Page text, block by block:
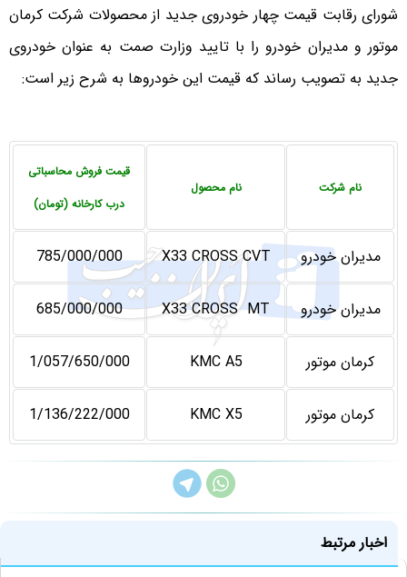
شورای رقابت قیمت چهار خودروی جدید از محصولات شرکت کرمان
موتور و مدیران خودرو را با تایید وزارت صمت به عنوان خودروی
جدید به تصویب رساند که قیمت این خودروها به شرح زیر است:
نام شرکت نام محصول
قیمت فروش محاسباتی
درب کارخانه (تومان)
مدیران خودرو X33 CROSS CVT
785/000/000
مدیران خودرو X33 CROSS MT
685/000/000
کرمان موتور KMC A5
1/057/650/000
کرمان موتور KMC X5
1/136/222/000
اخبار مرتبط